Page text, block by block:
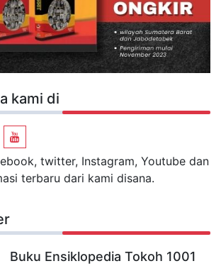
kami di
twitter, Instagram, Youtube dan
terbaru dari kami disana.
Buku Ensiklopedia Tokoh 1001